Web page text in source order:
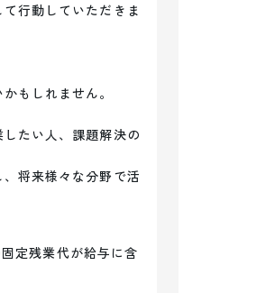
行動していただきま
もしれません。
たい人、課題解決の
将来様々な分野で活
定残業代が給与に含